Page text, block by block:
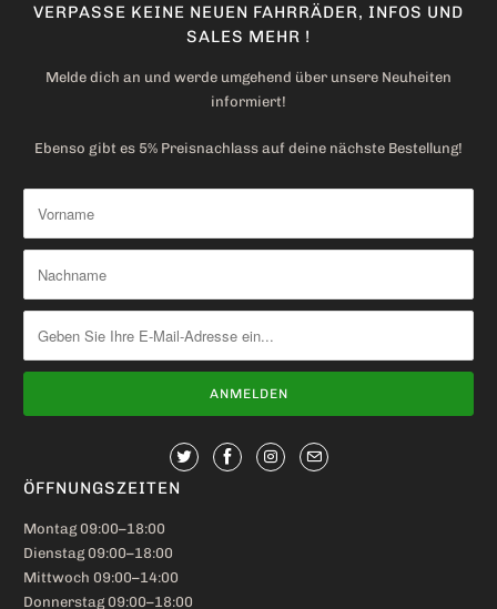
VERPASSE KEINE NEUEN FAHRRÄDER, INFOS UND
SALES MEHR !
Melde dich an und werde umgehend über unsere Neuheiten
informiert!
Ebenso gibt es 5% Preisnachlass auf deine nächste Bestellung!
ÖFFNUNGSZEITEN
Montag 09:00–18:00
Dienstag 09:00–18:00
Mittwoch 09:00–14:00
Donnerstag 09:00–18:00